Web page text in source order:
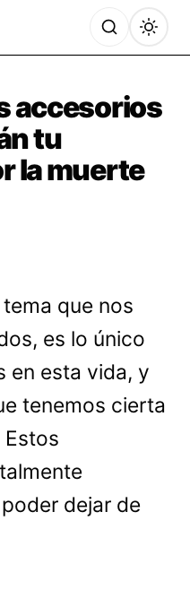
accesorios
tu
la muerte
que nos
es lo único
en esta vida, y
tenemos cierta
dejar de